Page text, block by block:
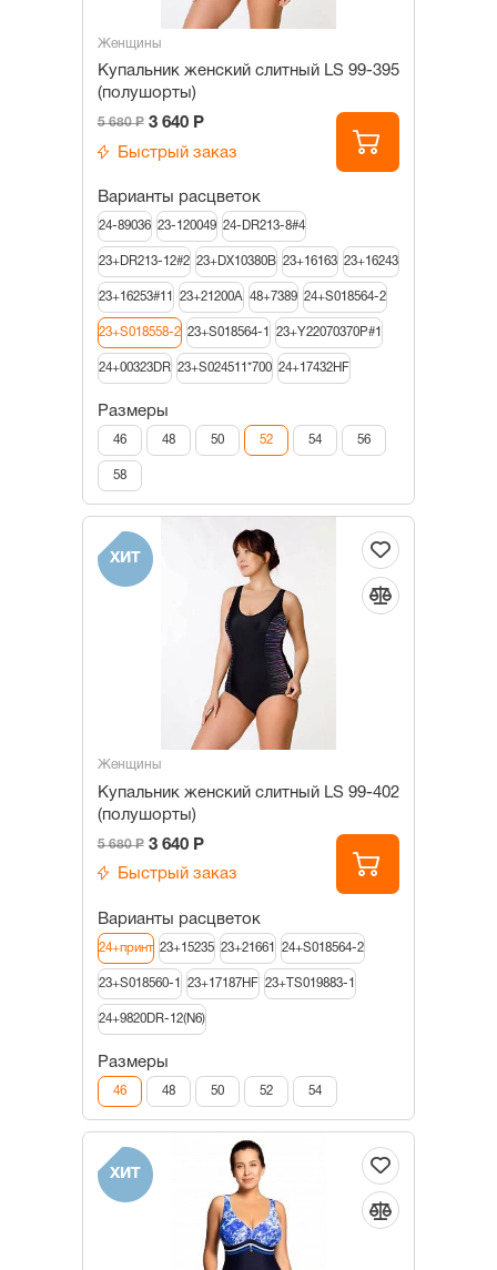
Женщины
Купальник женский слитный LS 99-395
(полушорты)
5 680 Р 3 640 Р
Быстрый заказ
Варианты расцветок
24-89036 23-120049 24-DR213-8#4
23+DR213-12#2 23+DX10380B 23+16163 23+16243
23+16253#11 23+21200A 48+7389 24+S018564-2
23+S018558-2 23+S018564-1 23+Y22070370P#1
24+00323DR 23+S024511*700 24+17432HF
Размеры
46 48 50 52 54 56
58
ХИТ
Женщины
Купальник женский слитный LS 99-402
(полушорты)
5 680 Р 3 640 Р
Быстрый заказ
Варианты расцветок
24+принт 23+15235 23+21661 24+S018564-2
23+S018560-1 23+17187HF 23+TS019883-1
24+9820DR-12(N6)
Размеры
46 48 50 52 54
ХИТ